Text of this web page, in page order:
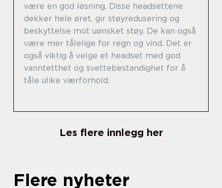
være en god løsning. Disse headsettene
dekker hele øret, gir støyredusering og
beskyttelse mot uønsket støy. De kan også
være mer tålelige for regn og vind. Det er
også viktig å velge et headset med god
vanntetthet og svettebestandighet for å
tåle ulike værforhold.
Les flere innlegg her
Flere nyheter